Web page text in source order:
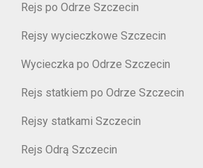
Rejs po Odrze Szczecin
Rejsy wycieczkowe Szczecin
Wycieczka po Odrze Szczecin
Rejs statkiem po Odrze Szczecin
Rejsy statkami Szczecin
Rejs Odrą Szczecin